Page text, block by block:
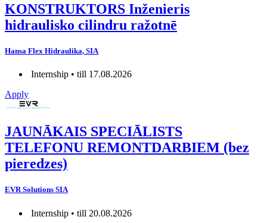
KONSTRUKTORS Inženieris
hidraulisko cilindru ražotnē
Hansa Flex Hidraulika, SIA
Internship • till 17.08.2026
Apply
JAUNĀKAIS SPECIĀLISTS
TELEFONU REMONTDARBIEM (bez
pieredzes)
EVR Solutions SIA
Internship • till 20.08.2026